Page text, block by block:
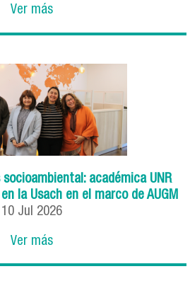
Ver más
académica UNR
la Usach en el marco de AUGM
10 Jul 2026
Ver más